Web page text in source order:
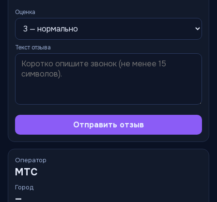
Оценка
Текст отзыва
Отправить отзыв
Оператор
МТС
Город
—